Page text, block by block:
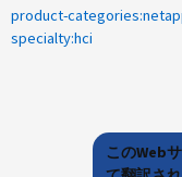
specialty:hci
このWeb